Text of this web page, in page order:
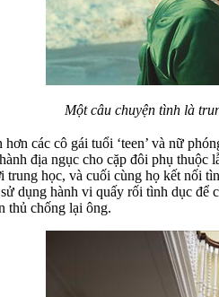
Một câu chuyện tình là
các cô gái tuổi ‘teen’ và nữ
địa ngục cho cặp đôi phụ
trung học, và cuối cùng họ kết
dụng hành vi quấy rối tình dục
thủ chống lại ông.